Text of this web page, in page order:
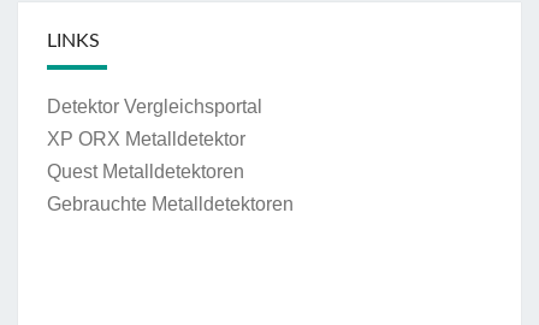
LINKS
Detektor Vergleichsportal
XP ORX Metalldetektor
Quest Metalldetektoren
Gebrauchte Metalldetektoren